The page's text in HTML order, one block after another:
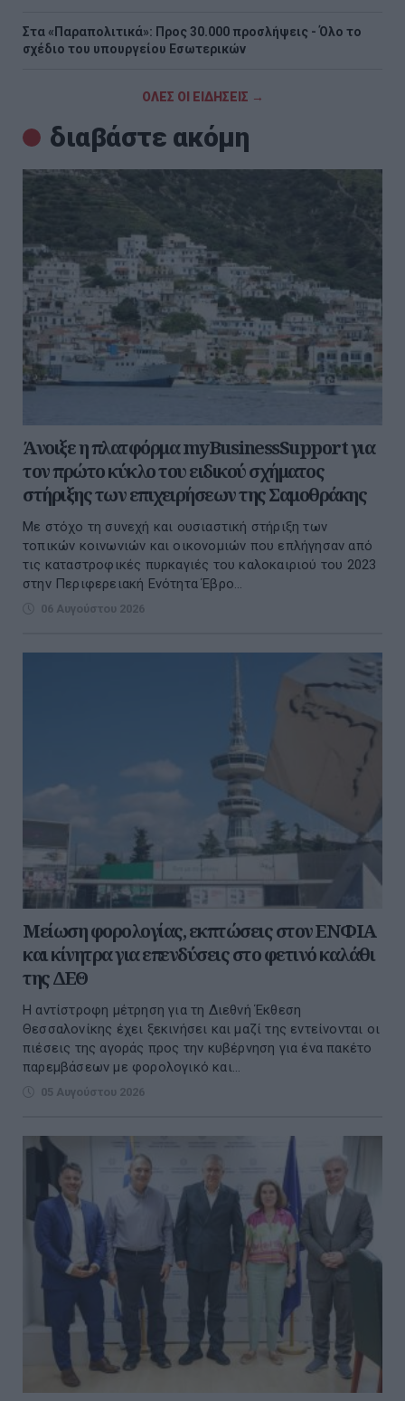
Στα «Παραπολιτικά»: Προς 30.000 προσλήψεις - Όλο το
σχέδιο του υπουργείου Εσωτερικών
ΟΛΕΣ ΟΙ ΕΙΔΗΣΕΙΣ →
διαβάστε ακόμη
Άνοιξε η πλατφόρμα myBusinessSupport για
τον πρώτο κύκλο του ειδικού σχήματος
στήριξης των επιχειρήσεων της Σαμοθράκης
Με στόχο τη συνεχή και ουσιαστική στήριξη των
τοπικών κοινωνιών και οικονομιών που επλήγησαν από
τις καταστροφικές πυρκαγιές του καλοκαιριού του 2023
στην Περιφερειακή Ενότητα Έβρο...
06 Αυγούστου 2026
Μείωση φορολογίας, εκπτώσεις στον ΕΝΦΙΑ
και κίνητρα για επενδύσεις στο φετινό καλάθι
της ΔΕΘ
Η αντίστροφη μέτρηση για τη Διεθνή Έκθεση
Θεσσαλονίκης έχει ξεκινήσει και μαζί της εντείνονται οι
πιέσεις της αγοράς προς την κυβέρνηση για ένα πακέτο
παρεμβάσεων με φορολογικό και...
05 Αυγούστου 2026